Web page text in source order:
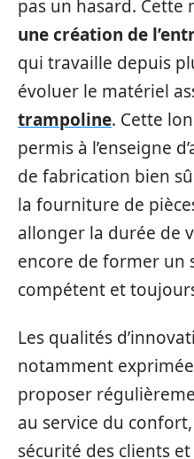
pas un hasard. Cette
une création de
qui travaille depuis
évoluer le matériel
trampoline. Cette
permis à l’enseigne
de fabrication bien
la fourniture de
allonger la durée de
encore de former un
compétent et
Les qualités
notamment
proposer
au service du
sécurité des clients et